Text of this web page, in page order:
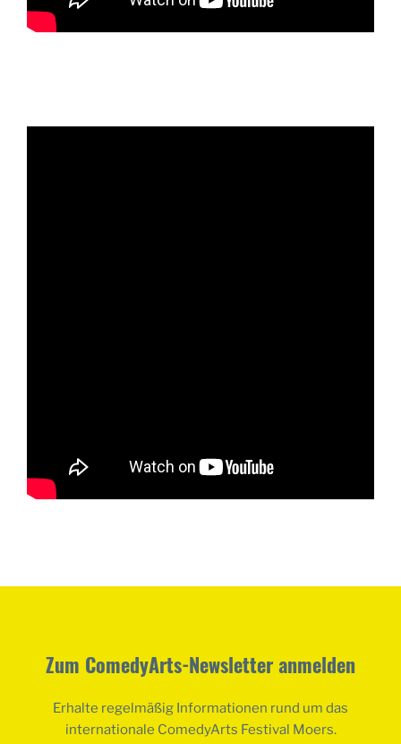
Zum ComedyArts-Newsletter anmelden
Erhalte regelmäßig Informationen rund um das
internationale ComedyArts Festival Moers.